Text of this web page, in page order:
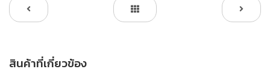
สินค้าที่เกี่ยวข้อง